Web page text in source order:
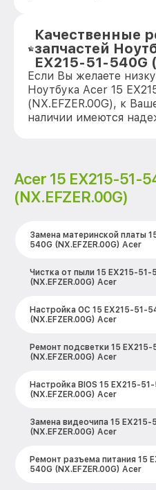
Качественные
запчастей
EX215-51-540G
Если Вы желаете
Ноутбука Acer 15
(NX.EFZER.00G), к
наличии имеются
Acer 15 EX215-51-
(NX.EFZER.00G)
Замена материнской платы
540G (NX.EFZER.00G) Acer
Чистка от пыли 15 EX215-51-
(NX.EFZER.00G) Acer
Настройка ОС 15 EX215-51-
(NX.EFZER.00G) Acer
Ремонт подсветки 15
(NX.EFZER.00G) Acer
Настройка BIOS 15 EX215-
(NX.EFZER.00G) Acer
Замена видеочипа 15 EX215-
(NX.EFZER.00G) Acer
Ремонт разъема питания 15
540G (NX.EFZER.00G) Acer